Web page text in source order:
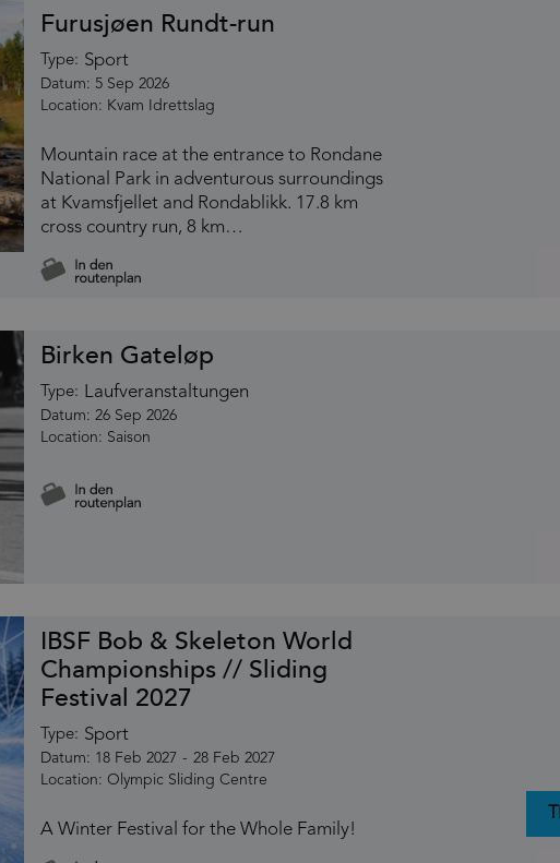
Furusjøen Rundt-run
Type: Sport
5 Sep 2026
Kvam Idrettslag
Mountain race at the entrance to Rondane
National Park in adventurous surroundings
at Kvamsfjellet and Rondablikk. 17.8 km
cross country run, 8 km…
Birken Gateløp
Type: Laufveranstaltungen
26 Sep 2026
Saison
IBSF Bob & Skeleton World
Championships // Sliding
Festival 2027
Type: Sport
18 Feb 2027 - 28 Feb 2027
Olympic Sliding Centre
A Winter Festival for the Whole Family!